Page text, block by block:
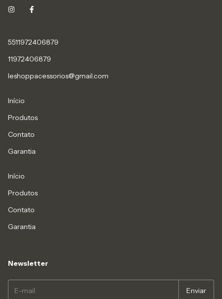
5511972406879
11972406879
leshoppacessorios@gmail.com
Início
Produtos
Contato
Garantia
Início
Produtos
Contato
Garantia
Newsletter